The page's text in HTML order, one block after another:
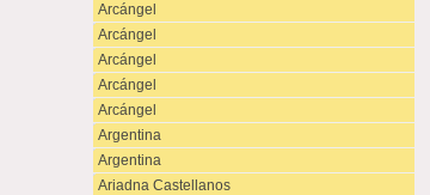
Arcángel
Arcángel
Arcángel
Arcángel
Arcángel
Argentina
Argentina
Ariadna Castellanos